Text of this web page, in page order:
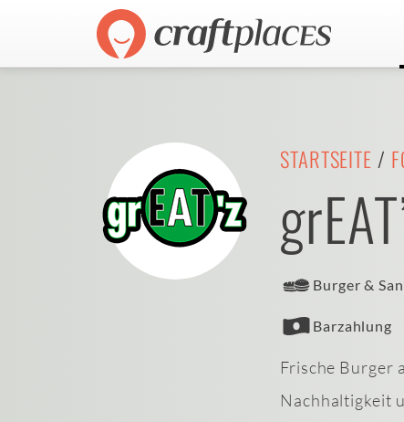
STARTSEITE /
Burger &
Barzahlung
Frische Burger
Nachhaltigkeit